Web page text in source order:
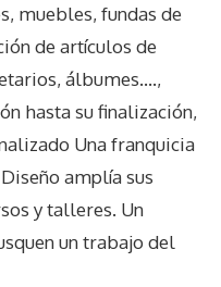
muebles, fundas de
de artículos de
álbumes….,
hasta su finalización,
Una franquicia
amplía sus
y talleres. Un
un trabajo del